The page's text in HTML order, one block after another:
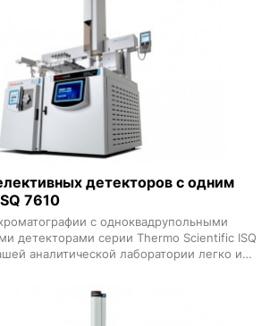
детекторов с одним
7610
с одноквадрупольными
детекторами серии Thermo Scientific ISQ
аналитической лаборатории легко и
динамический диапазон позволяют